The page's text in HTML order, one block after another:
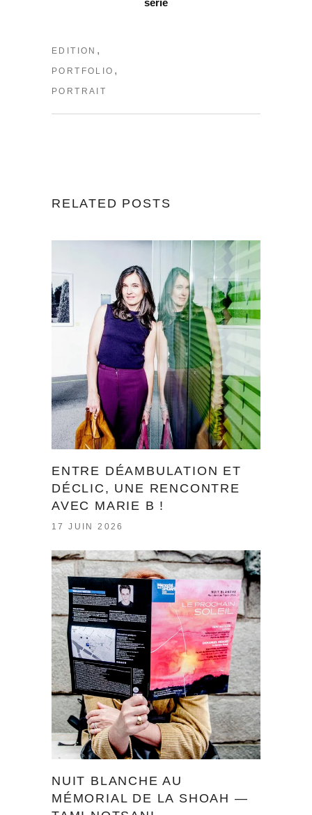
série
EDITION ,
PORTFOLIO ,
PORTRAIT
RELATED POSTS
ENTRE DÉAMBULATION ET
DÉCLIC, UNE RENCONTRE
AVEC MARIE B !
17 JUIN 2026
NUIT BLANCHE AU
MÉMORIAL DE LA SHOAH —